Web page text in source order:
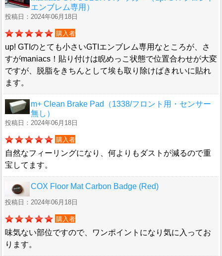
エンブレム専用）
投稿日：2024年06月18日
購入者
up! GTIのとても小さいGTIエンブレム専用なところが、さ
すがmaniacs！貼り付けは睨めっこ状態で位置合わせが大変
ですが、脱脂をきちんとして埃も取り除けばきれいに貼れ
ます。
m+ Clean Brake Pad（1338/フロント用・センサー
無し）
投稿日：2024年06月18日
購入者
自然なフィーリングになり、何よりもダストが減るので重
宝してます。
COX Floor Mat Carbon Badge (Red)
投稿日：2024年06月18日
購入者
味気ない部位ですので、ワンポイントになり気に入ってお
ります。